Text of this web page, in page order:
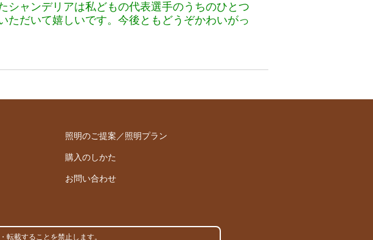
シャンデリアは私どもの代表選手のうちのひとつ
ただいて嬉しいです。今後ともどうぞかわいがっ
照明のご提案／照明プラン
購入のしかた
お問い合わせ
転載することを禁止します。